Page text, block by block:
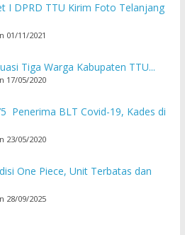
I DPRD TTU Kirim Foto Telanjang
01/11/2021
Tiga Warga Kabupaten TTU...
17/05/2020
Penerima BLT Covid-19, Kades di
23/05/2020
One Piece, Unit Terbatas dan
28/09/2025